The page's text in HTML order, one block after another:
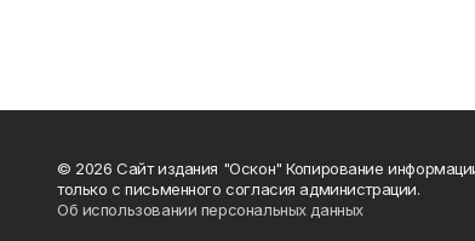
© 2026 Сайт издания "Оскон" Копирование
только с письменного согласия администрации.
Об использовании персональных данных